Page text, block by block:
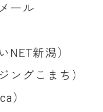
ール
NET新潟）
ングこまち）
）